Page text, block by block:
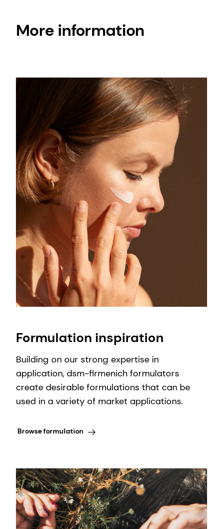
More information
Formulation inspiration
Building on our strong expertise in
application, dsm-firmenich formulators
create desirable formulations that can be
used in a variety of market applications.
Browse formulation